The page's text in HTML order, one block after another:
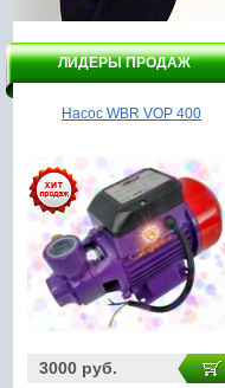
ЛИДЕРЫ ПРОДАЖ
Насос WBR VOP 400
3000 руб.